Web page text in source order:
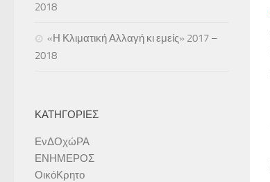
2018
«Η Κλιματική Αλλαγή κι εμείς» 2017 –
2018
ΚΑΤΗΓΟΡΊΕΣ
ΕνΔΟχώΡΑ
ΕΝΗΜΕΡΟΣ
ΟικόΚρητο